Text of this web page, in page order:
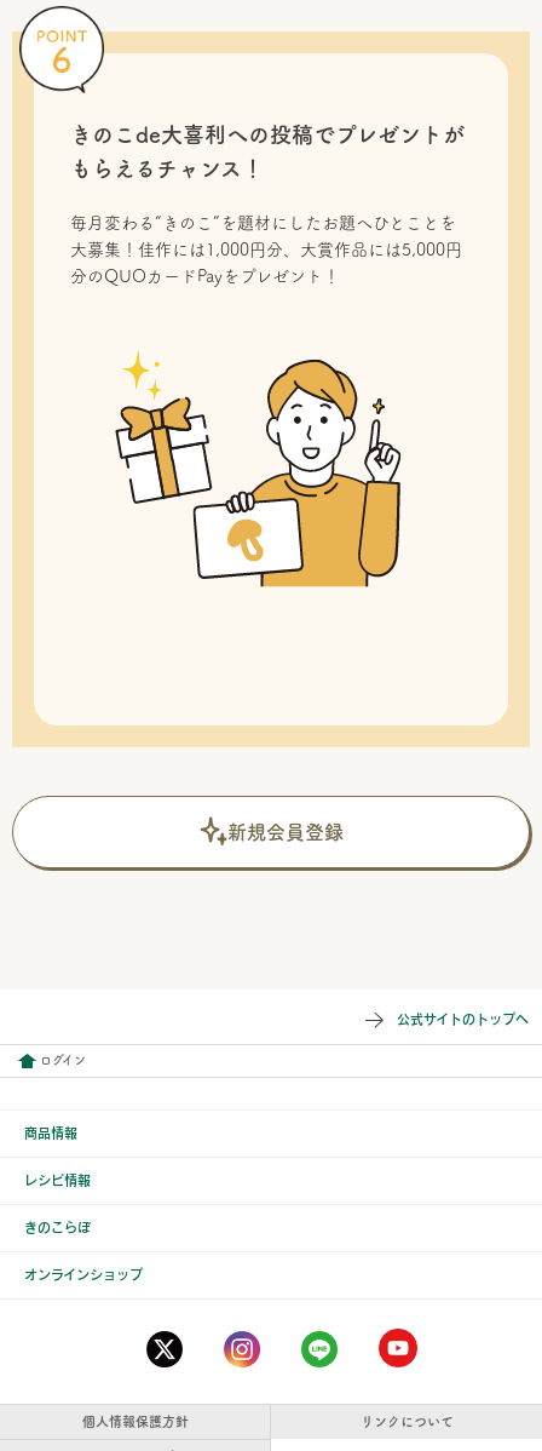
きのこde大喜利への投稿でプレゼントが
もらえるチャンス！
毎月変わる“きのこ”を題材にしたお題へひとことを
大募集！佳作には1,000円分、大賞作品には5,000円
分のQUOカードPayをプレゼント！
新規会員登録
公式サイトのトップへ
ログイン
商品情報
レシピ情報
きのこらぼ
オンラインショップ
個人情報保護方針 リンクについて